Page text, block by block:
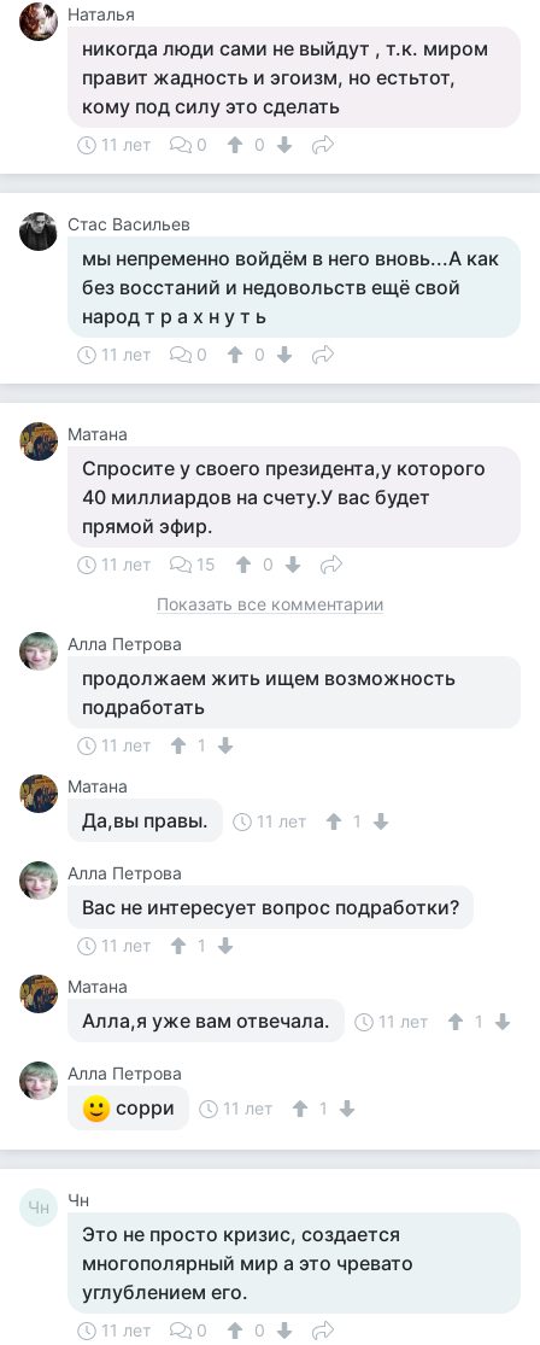
Наталья
никогда люди сами не выйдут , т.к. миром
правит жадность и эгоизм, но естьтот,
кому под силу это сделать
11 лет 0 0
Стас Васильев
мы непременно войдём в него вновь...А как
без восстаний и недовольств ещё свой
народ т р а х н у т ь
11 лет 0 0
Матана
Спросите у своего президента,у которого
40 миллиардов на счету.У вас будет
прямой эфир.
11 лет 15
0
Показать все комментарии
Алла Петрова
продолжаем жить ищем возможность
подработать
11 лет
1
Матана
Да,вы правы. 11 лет 1
Алла Петрова
Вас не интересует вопрос подработки?
11 лет
1
Матана
Алла,я уже вам отвечала. 11 лет 1
Алла Петрова
сорри 11 лет 1
Чн Чн
Это не просто кризис, создается
многополярный мир а это чревато
углублением его.
11 лет 0 0